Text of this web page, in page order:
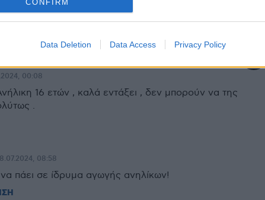
CONFIRM
Data Deletion Data Access Privacy Policy
(62)
00:08
16 ετών , καλά εντάξει , δεν μπορούν να της
.
08:58
πάει σε ίδρυμα αγωγής ανηλίκων!